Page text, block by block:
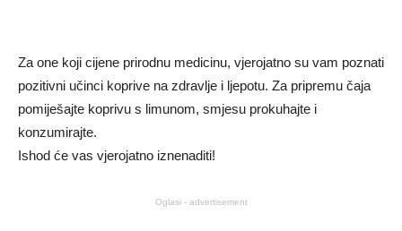
Za one koji cijene prirodnu medicinu, vjerojatno su vam poznati
pozitivni učinci koprive na zdravlje i ljepotu. Za pripremu čaja
pomiješajte koprivu s limunom, smjesu prokuhajte i
konzumirajte.
Ishod će vas vjerojatno iznenaditi!
Oglasi - advertisement